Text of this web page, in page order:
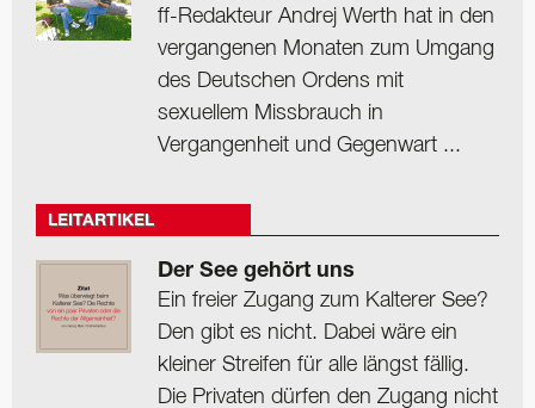
ff-Redakteur Andrej Werth hat in den
vergangenen Monaten zum Umgang
des Deutschen Ordens mit
sexuellem Missbrauch in
Vergangenheit und Gegenwart ...
LEITARTIKEL
Der See gehört uns
Ein freier Zugang zum Kalterer See?
Den gibt es nicht. Dabei wäre ein
kleiner Streifen für alle längst fällig.
Die Privaten dürfen den Zugang nicht